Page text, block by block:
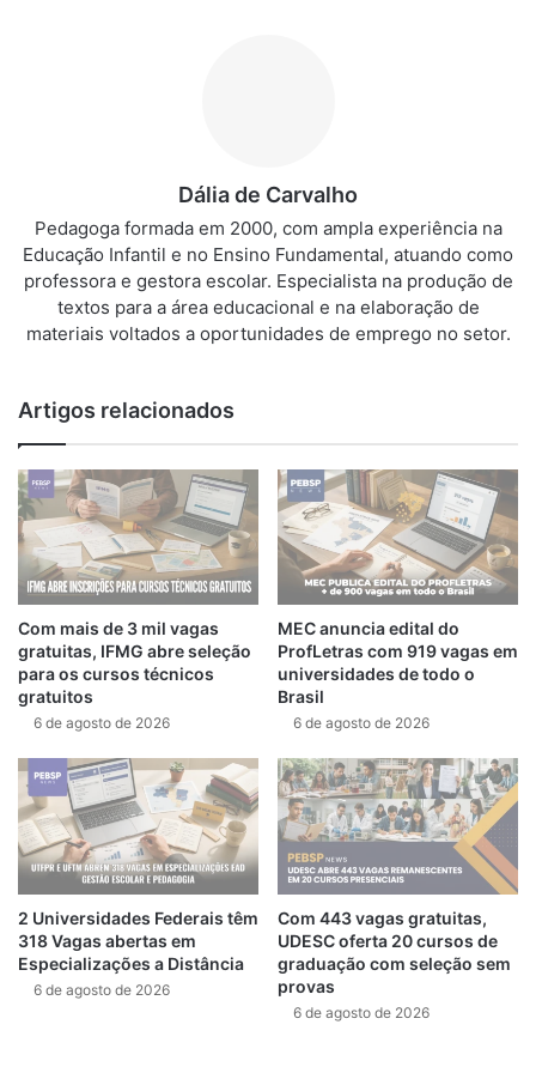
Dália de Carvalho
Pedagoga formada em 2000, com ampla experiência na
Educação Infantil e no Ensino Fundamental, atuando como
professora e gestora escolar. Especialista na produção de
textos para a área educacional e na elaboração de
materiais voltados a oportunidades de emprego no setor.
Artigos relacionados
Com mais de 3 mil vagas
gratuitas, IFMG abre seleção
para os cursos técnicos
gratuitos
6 de agosto de 2026
MEC anuncia edital do
ProfLetras com 919 vagas em
universidades de todo o
Brasil
6 de agosto de 2026
2 Universidades Federais têm
318 Vagas abertas em
Especializações a Distância
6 de agosto de 2026
Com 443 vagas gratuitas,
UDESC oferta 20 cursos de
graduação com seleção sem
provas
6 de agosto de 2026